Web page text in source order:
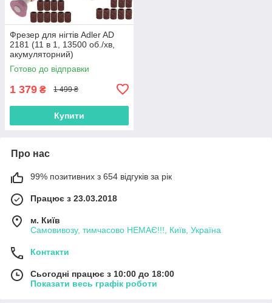
Фрезер для нігтів Adler AD
2181 (11 в 1, 13500 об./хв,
акумуляторний)
Готово до відправки
1 379 ₴ 1 499 ₴
Купити
Про нас
99% позитивних з 654 відгуків за рік
Працює з 23.03.2018
м. Київ
Самовивозу, тимчасово НЕМАЄ!!!, Київ, Україна
Контакти
Сьогодні працює з 10:00 до 18:00
Показати весь графік роботи